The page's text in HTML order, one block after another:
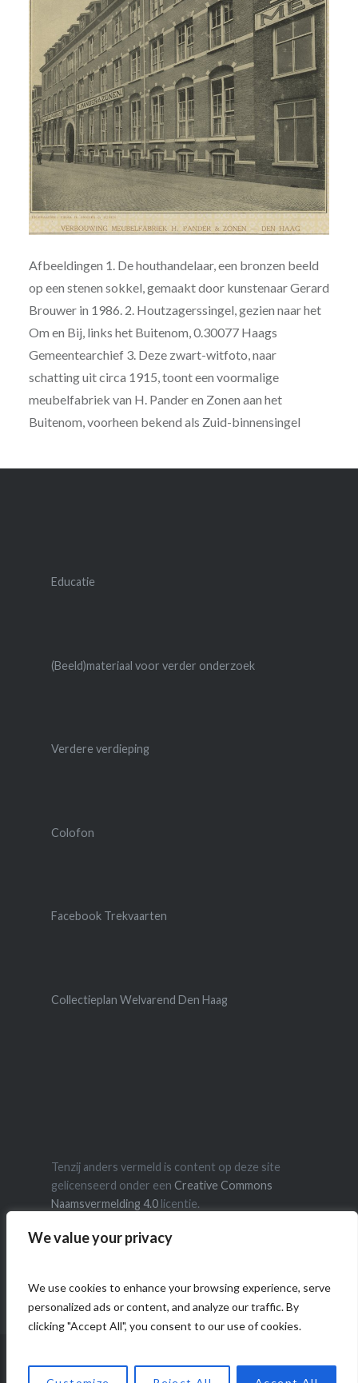
We value your privacy
We use cookies to enhance your browsing experience, serve
personalized ads or content, and analyze our traffic. By
clicking "Accept All", you consent to our use of cookies.
Afbeeldingen 1. De houthandelaar, een bronzen beeld
op een stenen sokkel, gemaakt door kunstenaar Gerard
Brouwer in 1986. 2. Houtzagerssingel, gezien naar het
Om en Bij, links het Buitenom, 0.30077 Haags
Gemeentearchief 3. Deze zwart-witfoto, naar
schatting uit circa 1915, toont een voormalige
meubelfabriek van H. Pander en Zonen aan het
Buitenom, voorheen bekend als Zuid-binnensingel
Educatie
(Beeld)materiaal voor verder onderzoek
Verdere verdieping
Colofon
Facebook Trekvaarten
Collectieplan Welvarend Den Haag
Tenzij anders vermeld is content op deze site
gelicenseerd onder een Creative Commons
Naamsvermelding 4.0licentie.
Ondersteund door WordPress|Thema: Dyad door